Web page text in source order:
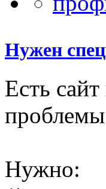
Нужен
Есть
Нужно: